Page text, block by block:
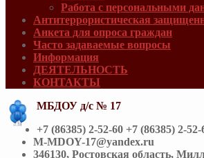
Работа с персональными
Антитеррористическая
Анкета для опроса граждан
Часто задаваемые вопросы
Информация
ДЕЯТЕЛЬНОСТЬ
КОНТАКТЫ
МБДОУ д/с № 17
+7 (86385) 2-52-60 +7 (86385) 2-52-
M-MDOY-17@yandex.ru
346130, Ростовская область,